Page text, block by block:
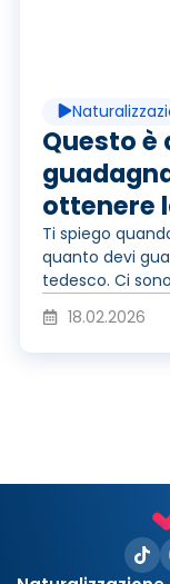
Questo è
ottenere
Ti spiego
quanto devi
tedesco. Ci
18.02.2026